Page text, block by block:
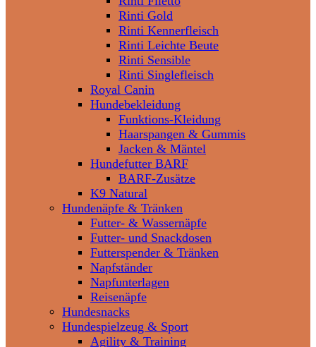
Rinti Gold
Rinti Kennerfleisch
Rinti Leichte Beute
Rinti Sensible
Rinti Singlefleisch
Royal Canin
Hundebekleidung
Funktions-Kleidung
Haarspangen & Gummis
Jacken & Mäntel
Hundefutter BARF
BARF-Zusätze
K9 Natural
Hundenäpfe & Tränken
Futter- & Wassernäpfe
Futter- und Snackdosen
Futterspender & Tränken
Napfständer
Napfunterlagen
Reisenäpfe
Hundesnacks
Hundespielzeug & Sport
Agility & Training